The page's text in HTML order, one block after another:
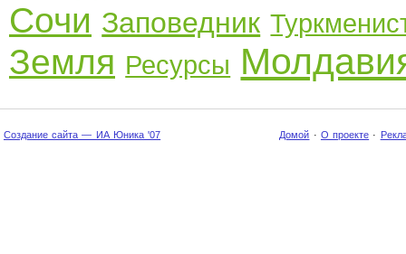
Сочи Заповедник
Земля Ресурсы
Создание сайта — ИА Юника '07 Домой · О проекте ·